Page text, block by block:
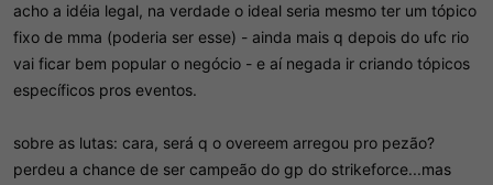
necessário. E como não via ninguém criando tópico assim, para
discutir o esporte no geral, resolvi criar. Até pq o número de fãs está
crescendo na OS
como duvidas no geral) neste tópico e continuar com os tópicos
específicos para cada evento (que são basicamente do UFC e
acho a idéia legal, na verdade o ideal seria mesmo ter um tópico
fixo de mma (poderia ser esse) - ainda mais q depois do ufc rio
vai ficar bem popular o negócio - e aí negada ir criando tópicos
específicos pros eventos.
sobre as lutas: cara, será q o overeem arregou pro pezão?
perdeu a chance de ser campeão do gp do strikeforce...mas